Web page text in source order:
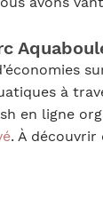
à
en ligne
. À découvrir